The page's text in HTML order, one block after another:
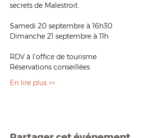
secrets de Malestroit.
Samedi 20 septembre à 16h30
Dimanche 21 septembre à 11h
RDV à l’office de tourisme
Réservations conseillées
En lire plus >>